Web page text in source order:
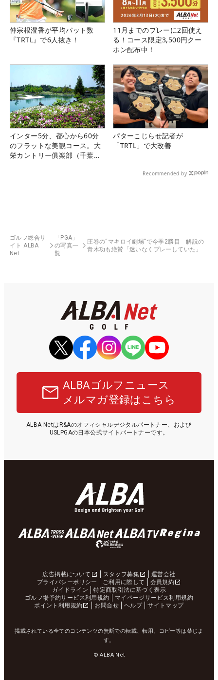
仲宗根澄香が平均パット数
『TRTL』で6人抜き！
11月までのプレーに2回使え
る！コース限定3,500円クー
ポン配布中！
インター5分、都心から60分
のフラットな美観コース。大
栄カントリー俱楽部（千葉
パターこじらせ記者が
「TRTL」で大改善
Recommended by
ゴルフ総合サ
イト ALBA
Net
「PGA」
の写真一
覧
圧巻の“マキロイ劇場”で今季2勝目 解説の
青木功も絶賛「迷いなくプレーしていた」
ALBAゴルフニュース
メルマガ登録はこちら
ALBA NetはR&Aのオフィシャルデジタルパートナー、および
USLPGAの日本公式サイトパートナーです。
広告掲載について スタッフ募集
運営会社
プライバシーポリシー
ご利用に際して
会員規約
ガイドライン
特定商取引法に基づく表示
ゴルフ場予約サービス利用規約
マイページサービス利用規約
ポイント利用規約
お問合せ ヘルプ サイトマップ
掲載されている全てのコンテンツの無断での転載、転用、コピー等は禁じま
す。
© ALBA Net